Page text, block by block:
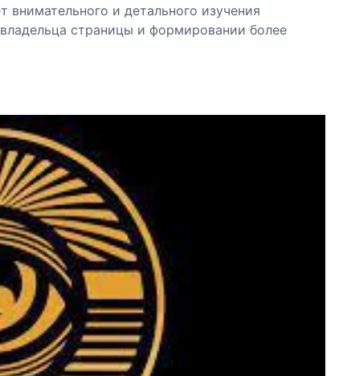
внимательного и детального изучения
страницы и формировании более